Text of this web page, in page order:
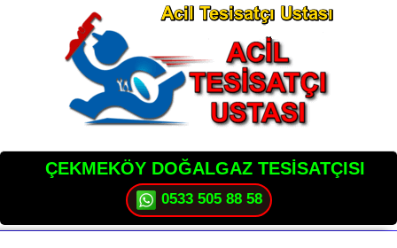
ÇEKMEKÖY DOĞALGAZ TESİSATÇISI
0533 505 88 58